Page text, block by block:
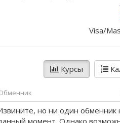
Visa/
Курсы
но ни один обменник
момент. Однако